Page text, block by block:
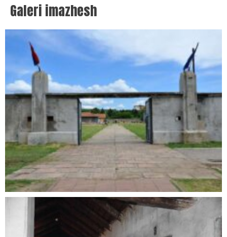
Galeri imazhesh